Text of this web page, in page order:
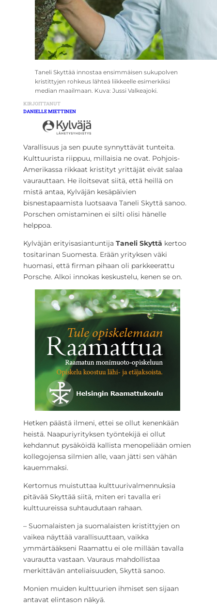
Taneli Skyttää innostaa ensimmäisen sukupolven
kristittyjen rohkeus lähteä liikkeelle esimerkiksi
median maailmaan. Kuva: Jussi Valkeajoki.
KIRJOITTANUT
DANIELLE MIETTINEN
Varallisuus ja sen puute synnyttävät tunteita.
Kulttuurista riippuu, millaisia ne ovat. Pohjois-
Amerikassa rikkaat kristityt yrittäjät eivät salaa
vaurauttaan. He iloitsevat siitä, että heillä on
mistä antaa, Kylväjän kesäpäivien
bisnestapaamista luotsaava Taneli Skyttä sanoo.
Porschen omistaminen ei silti olisi hänelle
helppoa.
Kylväjän erityisasiantuntija Taneli Skyttä kertoo
tositarinan Suomesta. Erään yrityksen väki
huomasi, että firman pihaan oli parkkeerattu
Porsche. Alkoi innokas keskustelu, kenen se on.
Hetken päästä ilmeni, ettei se ollut kenenkään
heistä. Naapuriyrityksen työntekijä ei ollut
kehdannut pysäköidä kallista menopeliään omien
kollegojensa silmien alle, vaan jätti sen vähän
kauemmaksi.
Kertomus muistuttaa kulttuurivalmennuksia
pitävää Skyttää siitä, miten eri tavalla eri
kulttuureissa suhtaudutaan rahaan.
– Suomalaisten ja suomalaisten kristittyjen on
vaikea näyttää varallisuuttaan, vaikka
ymmärtääkseni Raamattu ei ole millään tavalla
vaurautta vastaan. Vauraus mahdollistaa
merkittävän anteliaisuuden, Skyttä sanoo.
Monien muiden kulttuurien ihmiset sen sijaan
antavat elintason näkyä.